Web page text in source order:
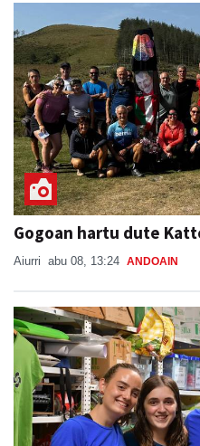
Gogoan hartu dute
Aiurri abu 08, 13:24 ANDOAIN